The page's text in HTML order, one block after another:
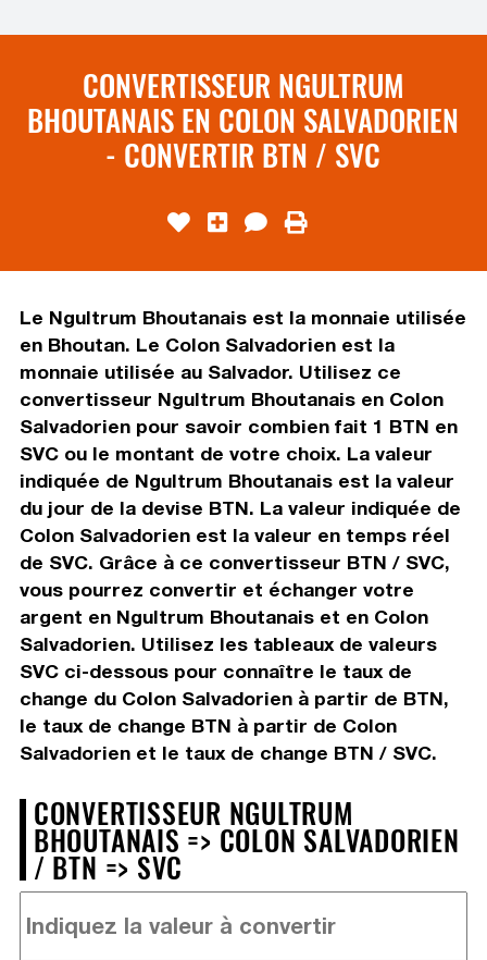
CONVERTISSEUR NGULTRUM
BHOUTANAIS EN COLON SALVADORIEN
- CONVERTIR BTN / SVC
Le Ngultrum Bhoutanais est la monnaie utilisée
en Bhoutan. Le Colon Salvadorien est la
monnaie utilisée au Salvador. Utilisez ce
convertisseur Ngultrum Bhoutanais en Colon
Salvadorien pour savoir combien fait 1 BTN en
SVC ou le montant de votre choix. La valeur
indiquée de Ngultrum Bhoutanais est la valeur
du jour de la devise BTN. La valeur indiquée de
Colon Salvadorien est la valeur en temps réel
de SVC. Grâce à ce convertisseur BTN / SVC,
vous pourrez convertir et échanger votre
argent en Ngultrum Bhoutanais et en Colon
Salvadorien. Utilisez les tableaux de valeurs
SVC ci-dessous pour connaître le taux de
change du Colon Salvadorien à partir de BTN,
le taux de change BTN à partir de Colon
Salvadorien et le taux de change BTN / SVC.
CONVERTISSEUR NGULTRUM
BHOUTANAIS => COLON SALVADORIEN
/ BTN => SVC